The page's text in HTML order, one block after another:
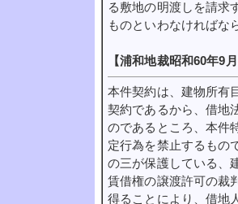
る敷地の明渡しを請求
ものといわなければな
【浦和地裁昭和60年9
本件契約は、建物所有
契約であるから、借地
のであるところ、本件
定行為を禁止するもの
の三が保護している、
賃借権の譲渡許可の裁
得ることにより、借地